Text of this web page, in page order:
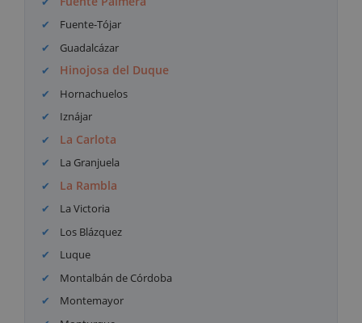
Fuente-Tójar
Guadalcázar
Hinojosa del Duque
Hornachuelos
Iznájar
La Carlota
La Granjuela
La Rambla
La Victoria
Los Blázquez
Luque
Montalbán de Córdoba
Montemayor